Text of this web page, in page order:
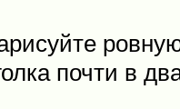
ровную
почти в